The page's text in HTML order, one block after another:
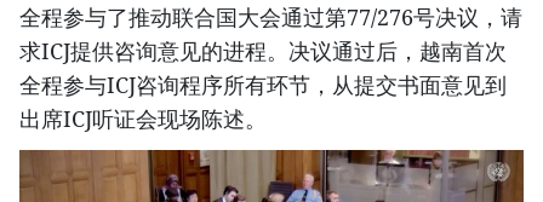
全程参与了推动联合国大会通过第77/276号决议，请
求ICJ提供咨询意见的进程。决议通过后，越南首次
全程参与ICJ咨询程序所有环节，从提交书面意见到
出席ICJ听证会现场陈述。